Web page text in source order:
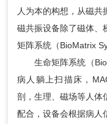
人为本的构想，从磁共
磁共振设备除了磁体
矩阵系统（BioMatrix
生命矩阵系统（
病人躺上扫描床，
剖，生理、磁场等人体
配合，设备会根据病人